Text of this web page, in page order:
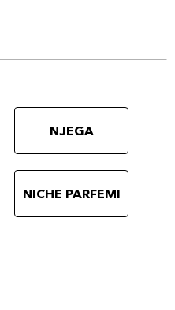
NJEGA
NICHE PARFEMI